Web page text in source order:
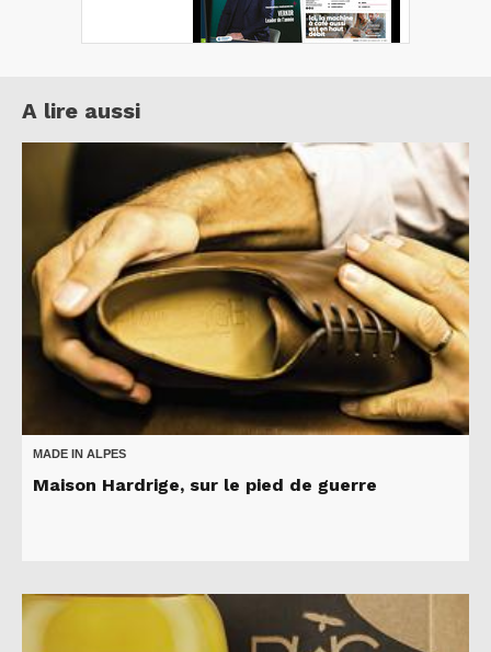
A lire aussi
MADE IN ALPES
Maison Hardrige, sur le pied de guerre